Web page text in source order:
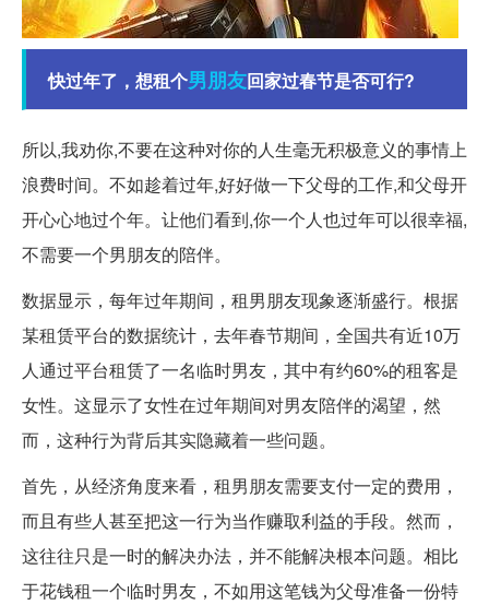
快过年了，想租个男朋友回家过春节是否可行?
所以,我劝你,不要在这种对你的人生毫无积极意义的事情上
浪费时间。不如趁着过年,好好做一下父母的工作,和父母开
开心心地过个年。让他们看到,你一个人也过年可以很幸福,
不需要一个男朋友的陪伴。
数据显示，每年过年期间，租男朋友现象逐渐盛行。根据
某租赁平台的数据统计，去年春节期间，全国共有近10万
人通过平台租赁了一名临时男友，其中有约60%的租客是
女性。这显示了女性在过年期间对男友陪伴的渴望，然
而，这种行为背后其实隐藏着一些问题。
首先，从经济角度来看，租男朋友需要支付一定的费用，
而且有些人甚至把这一行为当作赚取利益的手段。然而，
这往往只是一时的解决办法，并不能解决根本问题。相比
于花钱租一个临时男友，不如用这笔钱为父母准备一份特